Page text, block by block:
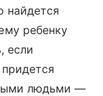
найдется
ребенку
если
людьми —